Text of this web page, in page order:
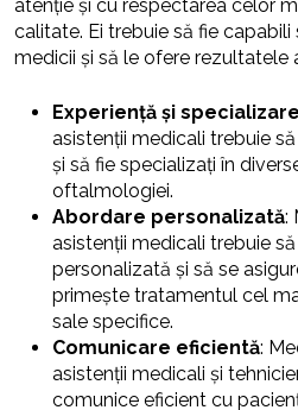
atenție și cu respectarea celor
calitate. Ei trebuie să fie
medicii și să le ofere rezultatele
Experiență și specializare
asistenții medicali trebuie
și să fie specializați în
oftalmologiei.
Abordare personalizată:
asistenții medicali trebuie
personalizată și să se
primește tratamentul cel
sale specifice.
Comunicare eficientă:
asistenții medicali și
comunice eficient cu